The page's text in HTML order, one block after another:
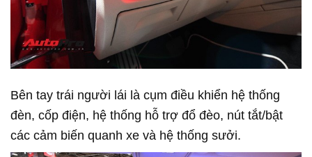
Bên tay trái người lái là cụm điều khiển hệ thống
đèn, cốp điện, hệ thống hỗ trợ đổ đèo, nút tắt/bật
các cảm biến quanh xe và hệ thống sưởi.